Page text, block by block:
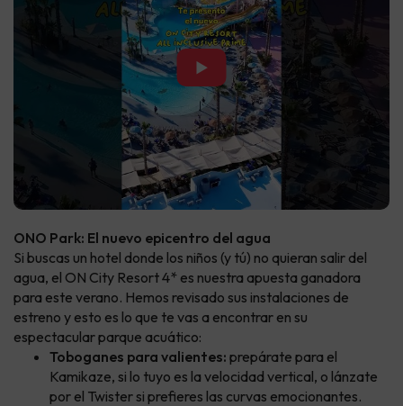
▶
ONO Park: El nuevo epicentro del agua
Si buscas un hotel donde los niños (y tú) no quieran salir del
agua, el ON City Resort 4* es nuestra apuesta ganadora
para este verano. Hemos revisado sus instalaciones de
estreno y esto es lo que te vas a encontrar en su
espectacular parque acuático:
Toboganes para valientes: prepárate para el
Kamikaze, si lo tuyo es la velocidad vertical, o lánzate
por el Twister si prefieres las curvas emocionantes.